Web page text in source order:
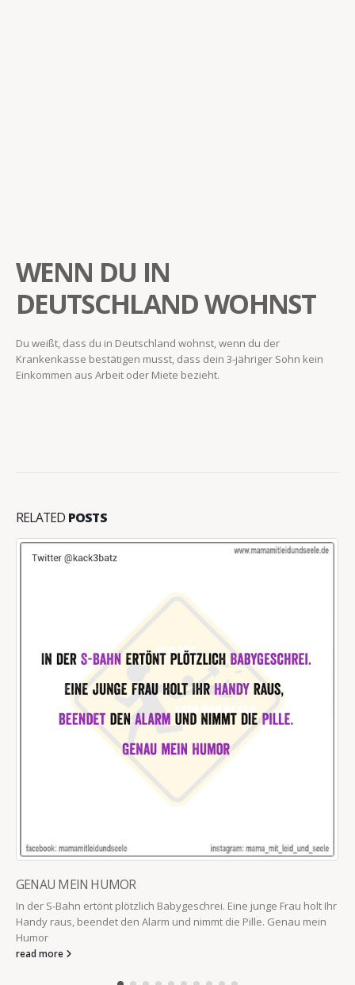
WENN DU IN
DEUTSCHLAND WOHNST
Du weißt, dass du in Deutschland wohnst, wenn du der
Krankenkasse bestätigen musst, dass dein 3-jähriger Sohn kein
Einkommen aus Arbeit oder Miete bezieht.
RELATED POSTS
GENAU MEIN HUMOR
In der S-Bahn ertönt plötzlich Babygeschrei. Eine junge Frau holt Ihr
Handy raus, beendet den Alarm und nimmt die Pille. Genau mein
Humor
read more